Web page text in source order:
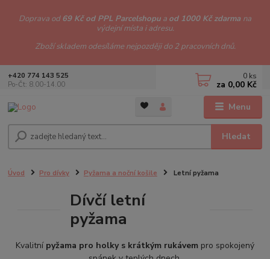
Doprava od69 Kč od PPL Parcelshopu a od 1000 Kč zdarma na
výdejní místa i adresu.
Zboží skladem odesíláme nejpozději do 2 pracovních dnů.
Menu
Hledat
+420 774 143 525
Po-Čt: 8.00-14.00
0 ks
za 0,00 Kč
Úvod Pro dívky Pyžama a noční košile Letní pyžama
Dívčí letní
pyžama
Kvalitní pyžama pro holky s krátkým rukávempro spokojený